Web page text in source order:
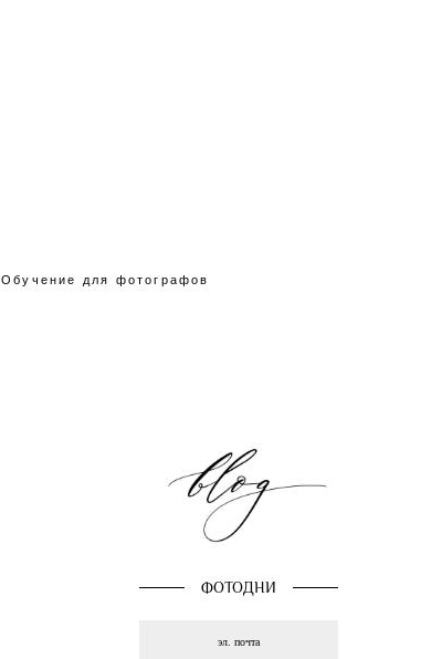
Обучение для фотографов
ФОТОДНИ